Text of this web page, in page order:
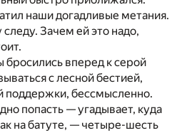
наши догадливые метания.
Зачем ей это надо,
бросились вперед к серой
с лесной бестией,
поддержки, бессмысленно.
попасть — угадывает, куда
на батуте, — четыре-шесть